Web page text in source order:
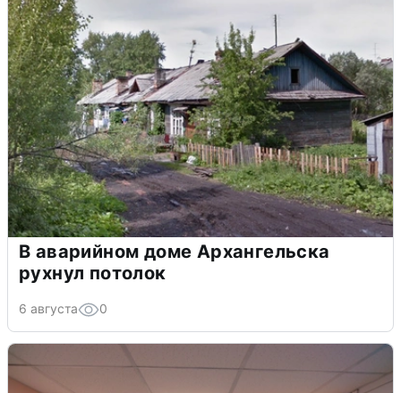
В аварийном доме Архангельска
рухнул потолок
6 августа 0